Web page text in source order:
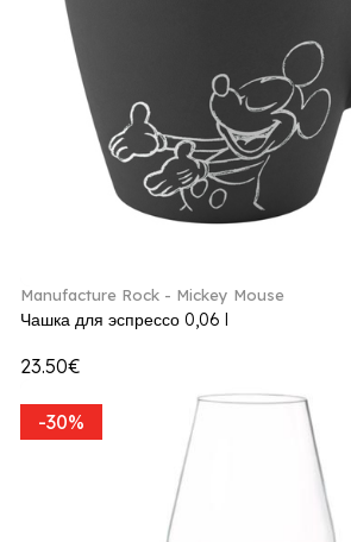
Manufacture Rock - Mickey Mouse
Чашка для эспрессо 0,06 l
23.50€
-30%